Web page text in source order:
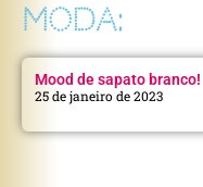
MODA:
Mood de sapato branco!
25 de janeiro de 2023